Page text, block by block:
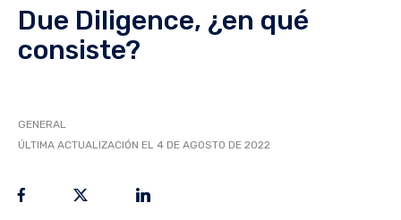
Due Diligence, ¿en qué
consiste?
GENERAL
ÚLTIMA ACTUALIZACIÓN EL 4 DE AGOSTO DE 2022